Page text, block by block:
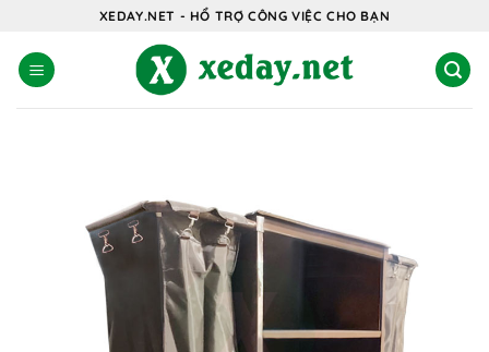
nội
dung
XEDAY.NET - HỔ TRỢ CÔNG VIỆC CHO BẠN